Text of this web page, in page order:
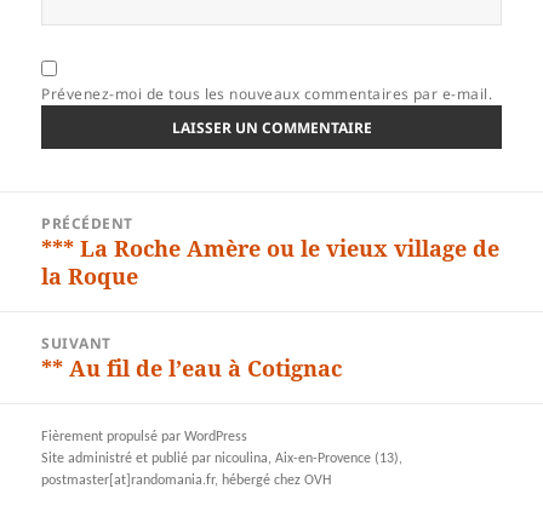
Prévenez-moi de tous les nouveaux commentaires par e-mail.
l’article
PRÉCÉDENT
Article
précédent :
*** La Roche Amère ou le vieux village de
la Roque
SUIVANT
Article
** Au fil de l’eau à Cotignac
Fièrement propulsé par WordPress
Site administré et publié par nicoulina, Aix-en-Provence (13),
postmaster[at]randomania.fr, hébergé chez OVH